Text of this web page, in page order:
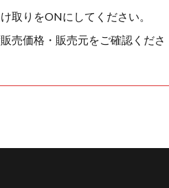
取りをONにしてください。
売価格・販売元をご確認くださ